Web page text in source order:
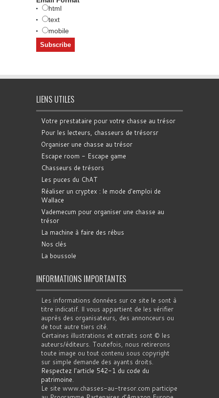
html
text
mobile
LIENS UTILES
Votre prestataire pour votre chasse au trésor
Pour les lecteurs, chasseurs de trésorsr
Organiser une chasse au trésor
Escape room - Escape game
Chasseurs de trésors
Les puces du ChAT
Réaliser un cryptex : le mode d'emploi de
Wallace
Vademecum pour organiser une chasse au
trésor
La machine à faire des rébus
Nos clés
La boussole
INFORMATIONS IMPORTANTES
Les informations données sur ce site le sont à
titre indicatif. Il vous appartient de les vérifier
auprès des organisateurs, des annonceurs ou
de tout autre tiers cité.
Certaines illustrations et extraits sont © les
auteurs/éditeurs. Toutefois, nous retirerons
toute image ou tout contenu sous copyright
sur simple demande des ayants droits.
Respectez l'article 542-1 du code du
patrimoine.
Le site www.chasses-au-tresor.com participe